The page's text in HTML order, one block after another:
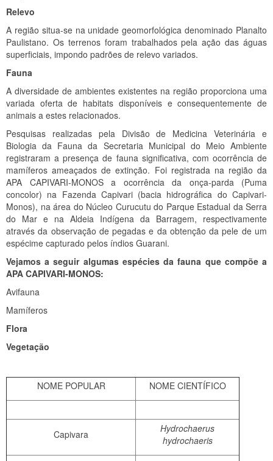
Relevo
A região situa-se na unidade geomorfológica denominado Planalto
Paulistano. Os terrenos foram trabalhados pela ação das águas
superficiais, impondo padrões de relevo variados.
Fauna
A diversidade de ambientes existentes na região proporciona uma
variada oferta de habitats disponíveis e consequentemente de
animais a estes relacionados.
Pesquisas realizadas pela Divisão de Medicina Veterinária e
Biologia da Fauna da Secretaria Municipal do Meio Ambiente
registraram a presença de fauna significativa, com ocorrência de
mamíferos ameaçados de extinção. Foi registrada na região da
APA CAPIVARI-MONOS a ocorrência da onça-parda (Puma
concolor) na Fazenda Capivari (bacia hidrográfica do Capivari-
Monos), na área do Núcleo Curucutu do Parque Estadual da Serra
do Mar e na Aldeia Indígena da Barragem, respectivamente
através da observação de pegadas e da obtenção da pele de um
espécime capturado pelos índios Guarani.
Vejamos a seguir algumas espécies da fauna que compõe a
APA CAPIVARI-MONOS:
Avifauna
Mamíferos
Flora
Vegetação
NOME POPULAR NOME CIENTÍFICO
Capivara
Hydrochaerus
hydrochaeris